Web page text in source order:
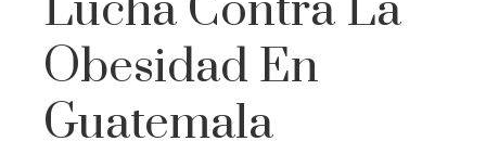
Obesidad En
Guatemala